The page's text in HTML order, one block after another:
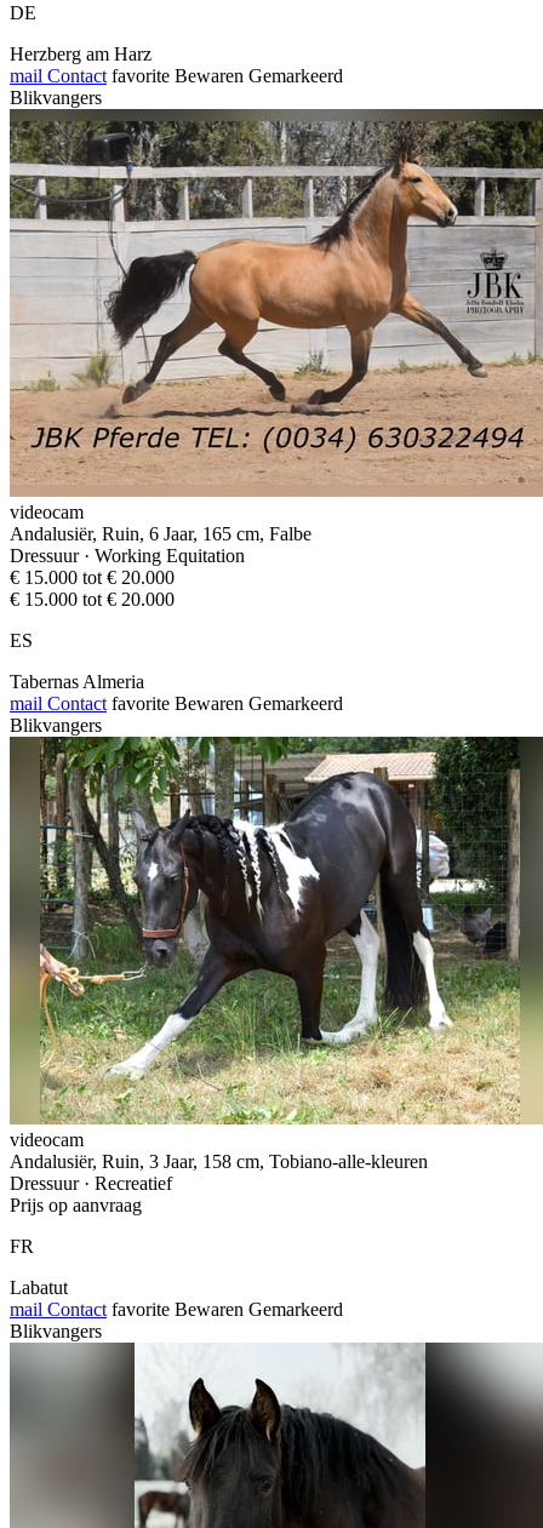
DE
Herzberg am Harz
mail Contact favorite Bewaren Gemarkeerd
Blikvangers
videocam
Andalusiër, Ruin, 6 Jaar, 165 cm, Falbe
Dressuur · Working Equitation
€ 15.000 tot € 20.000
€ 15.000 tot € 20.000
ES
Tabernas Almeria
mail Contact favorite Bewaren Gemarkeerd
Blikvangers
videocam
Andalusiër, Ruin, 3 Jaar, 158 cm, Tobiano-alle-kleuren
Dressuur · Recreatief
Prijs op aanvraag
FR
Labatut
mail Contact favorite Bewaren Gemarkeerd
Blikvangers